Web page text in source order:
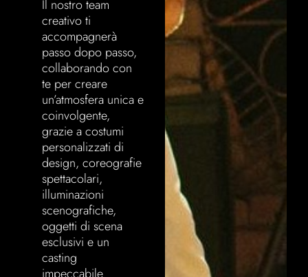
Il nostro team
creativo ti
accompagnerà
passo dopo passo,
collaborando con
te per creare
un’atmosfera unica e
coinvolgente,
grazie a costumi
personalizzati di
design, coreografie
spettacolari,
illuminazioni
scenografiche,
oggetti di scena
esclusivi e un
casting